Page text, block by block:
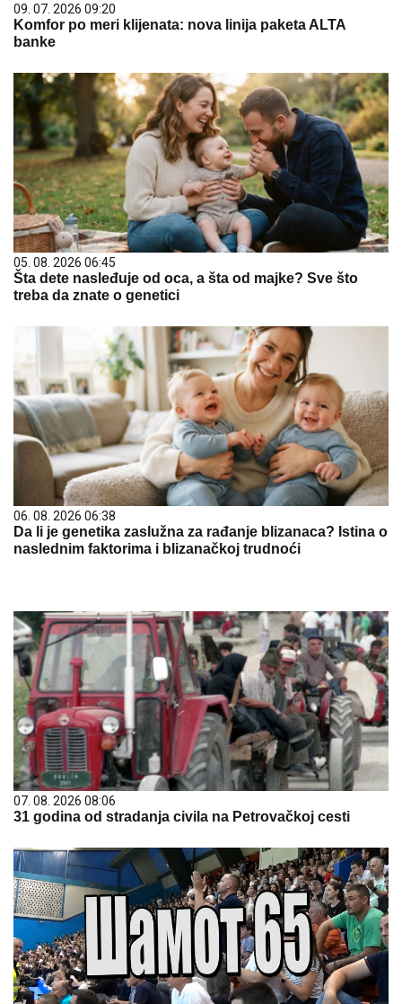
09. 07. 2026 09:20
Komfor po meri klijenata: nova linija paketa ALTA
banke
05. 08. 2026 06:45
Šta dete nasleđuje od oca, a šta od majke? Sve što
treba da znate o genetici
06. 08. 2026 06:38
Da li je genetika zaslužna za rađanje blizanaca? Istina o
naslednim faktorima i blizanačkoj trudnoći
07. 08. 2026 08:06
31 godina od stradanja civila na Petrovačkoj cesti